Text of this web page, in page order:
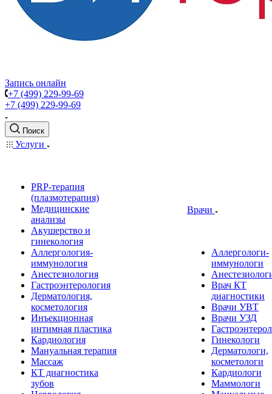
Запись онлайн
+7 (499) 229-99-69
+7 (499) 229-99-69
Поиск
Услуги
PRP-терапия
(плазмотерапия)
Медицинские
анализы
Акушерство и
гинекология
Аллергология-
иммунология
Анестезиология
Гастроэнтерология
Дерматология,
косметология
Инъекционная
интимная пластика
Кардиология
Мануальная терапия
Массаж
КТ диагностика
зубов
Врачи
Аллергологи-
иммунологи
Врач КТ
диагностики
Врачи УВТ
Врачи УЗД
Гинекологи
Дерматологи,
косметологи
Кардиологи
Маммологи